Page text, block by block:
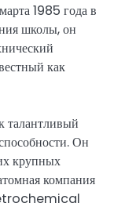
1985 года в
школы, он
как
талантливый
Он
крупных
компания